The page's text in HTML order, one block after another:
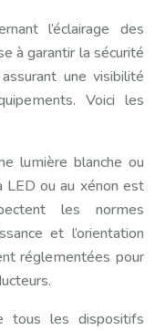
l’éclairage des
à garantir la sécurité
une visibilité
Voici les
lumière blanche ou
LED ou au xénon est
les normes
et l’orientation
réglementées pour
tous les dispositifs